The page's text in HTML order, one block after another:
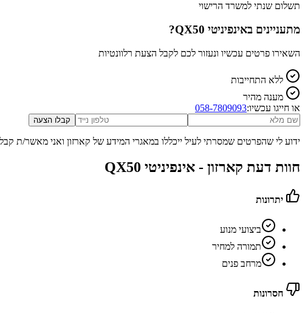
תשלום שנתי למשרד הרישוי
מתעניינים באינפיניטי QX50 ?
השאירו פרטים עכשיו ונעזור לכם לקבל הצעת רלוונטיות
ללא התחייבות
מענה מהיר
או חייגו עכשיו:058-7809093
קבלו הצעה
ידוע לי שהפרטים שמסרתי לעיל ייכללו במאגרי המידע של קארזון ואני מאשר/ת
חוות דעת קארזון - אינפיניטי QX50
יתרונות
ביצועי מנוע
תמורה למחיר
מרחב פנים
חסרונות